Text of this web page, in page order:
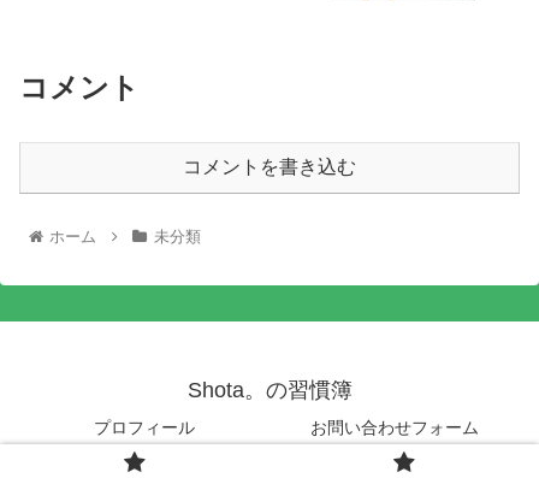
コメント
コメントを書き込む
ホーム 未分類
Shota。の習慣簿
プロフィール お問い合わせフォーム